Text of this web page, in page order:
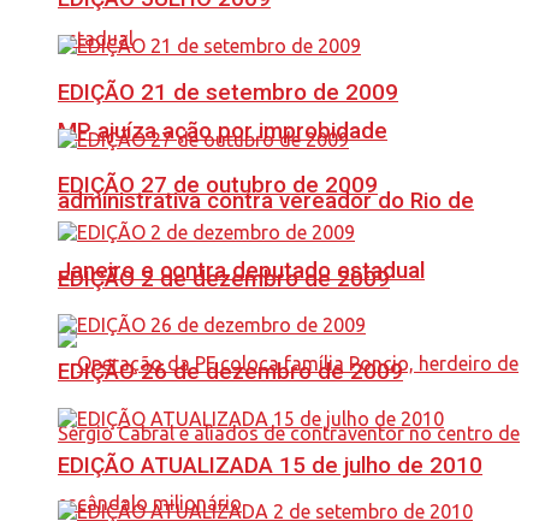
MP ajuíza ação por improbidade
administrativa contra vereador do Rio de
Janeiro e contra deputado estadual
EDIÇÃO 21 de setembro de 2009
EDIÇÃO 27 de outubro de 2009
EDIÇÃO 2 de dezembro de 2009
EDIÇÃO 26 de dezembro de 2009
EDIÇÃO ATUALIZADA 15 de julho de 2010